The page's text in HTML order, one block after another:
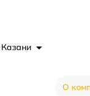
Казани
О